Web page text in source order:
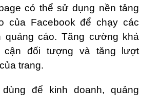
có thể sử dụng nền tảng
của Facebook để chạy các
quảng cáo. Tăng cường khả
cận đối tượng và tăng lượt
trang.
để kinh doanh, quảng